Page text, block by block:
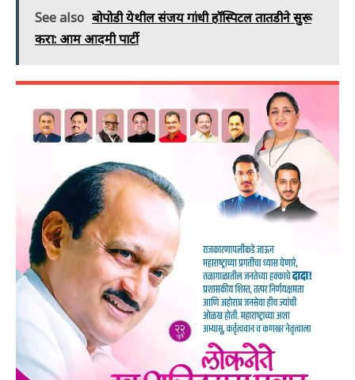
See also बोपोडी येथील संजय गांधी हॉस्पिटल तातडीने सुरू
करा: आम आदमी पार्टी